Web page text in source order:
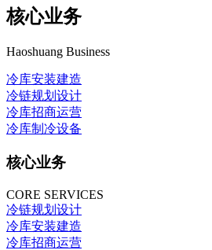
核心业务
Haoshuang Business
冷库安装建造
冷链规划设计
冷库招商运营
冷库制冷设备
核心业务
CORE SERVICES
冷链规划设计
冷库安装建造
冷库招商运营